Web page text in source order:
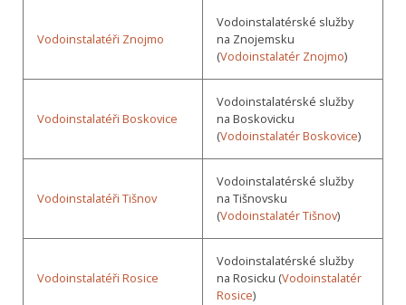
Vodoinstalatéři Znojmo
Vodoinstalatérské služby
na Znojemsku
(Vodoinstalatér Znojmo)
Vodoinstalatéři Boskovice
Vodoinstalatérské služby
na Boskovicku
(Vodoinstalatér Boskovice)
Vodoinstalatéři Tišnov
Vodoinstalatérské služby
na Tišnovsku
(Vodoinstalatér Tišnov)
Vodoinstalatéři Rosice
Vodoinstalatérské služby
na Rosicku (Vodoinstalatér
Rosice)